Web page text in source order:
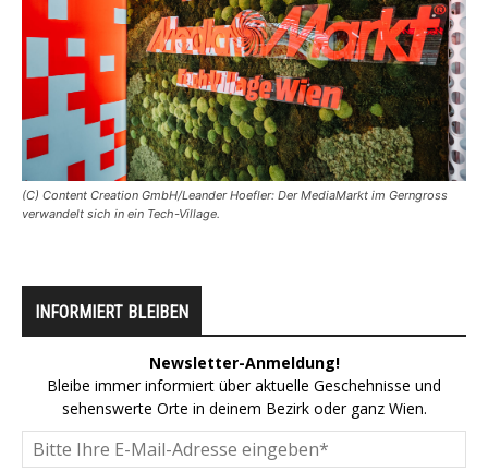
(C) Content Creation GmbH/Leander Hoefler: Der MediaMarkt im Gerngross
verwandelt sich in ein Tech-Village.
INFORMIERT BLEIBEN
Newsletter-Anmeldung!
Bleibe immer informiert über aktuelle Geschehnisse und
sehenswerte Orte in deinem Bezirk oder ganz Wien.